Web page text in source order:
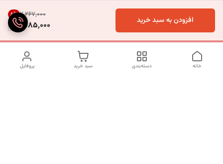
۲٬۲۶۷٬۰۰۰ 8%
2,085,000 افزودن به سبد خرید
پروفایل سبد خرید دسته‌بندی خانه